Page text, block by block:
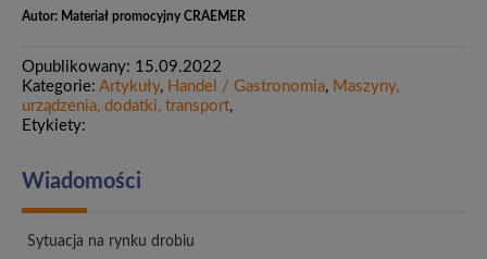
Autor: Materiał promocyjny CRAEMER
Opublikowany: 15.09.2022
Kategorie: Artykuły, Handel / Gastronomia, Maszyny,
urządzenia, dodatki, transport,
Etykiety:
Wiadomości
Sytuacja na rynku drobiu